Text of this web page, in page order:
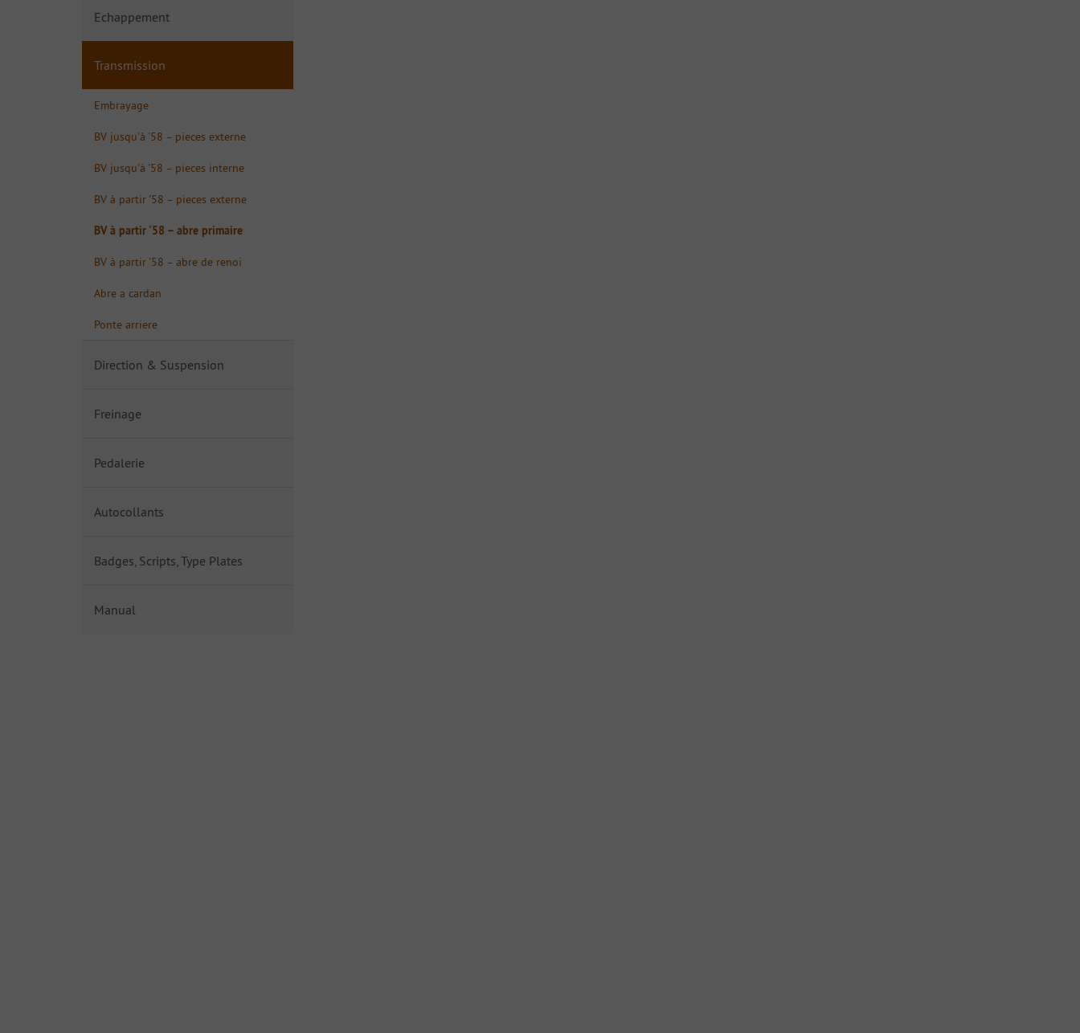
Echappement
Transmission
Embrayage
BV jusqu'à '58 – pieces externe
BV jusqu'à '58 – pieces interne
BV à partir '58 – pieces externe
BV à partir '58 – abre primaire
BV à partir '58 – abre de renoi
Abre a cardan
Ponte arriere
Direction & Suspension
Freinage
Pedalerie
Autocollants
Badges, Scripts, Type Plates
Manual